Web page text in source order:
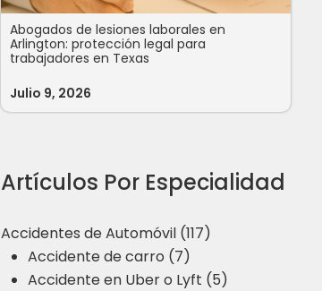
Abogados de lesiones laborales en
Arlington: protección legal para
trabajadores en Texas
Julio 9, 2026
Artículos Por Especialidad
Accidentes de Automóvil (117)
Accidente de carro (7)
Accidente en Uber o Lyft (5)